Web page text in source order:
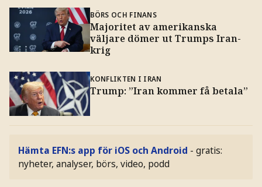
BÖRS OCH FINANS
Majoritet av amerikanska
väljare dömer ut Trumps Iran-
krig
KONFLIKTEN I IRAN
Trump: ”Iran kommer få betala”
Hämta EFN:s app för iOS och Android - gratis:
nyheter, analyser, börs, video, podd